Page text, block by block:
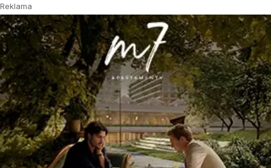
Reklama